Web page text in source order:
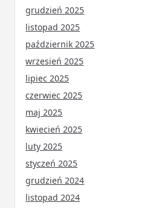
grudzień 2025
listopad 2025
październik 2025
wrzesień 2025
lipiec 2025
czerwiec 2025
maj 2025
kwiecień 2025
luty 2025
styczeń 2025
grudzień 2024
listopad 2024